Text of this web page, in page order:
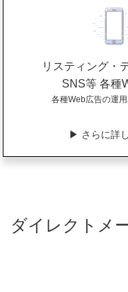
リスティング・
SNS等 各種
各種Web広告の運
▶︎ さらに詳
ダイレクトメ